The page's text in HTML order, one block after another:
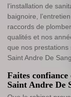
l’installation de
baignoire,
raccords de
qualités et nos
que nos
Saint Andre De
Faites
Saint Andre De